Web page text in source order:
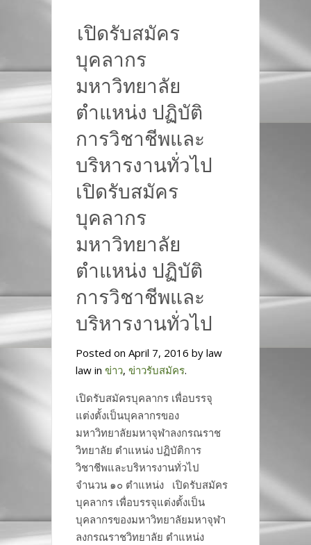
เปิดรับสมัคร
บุคลากร
มหาวิทยาลัย
ตำแหน่ง ปฏิบัติ
การวิชาชีพและ
บริหารงานทั่วไป
เปิดรับสมัคร
บุคลากร
มหาวิทยาลัย
ตำแหน่ง ปฏิบัติ
การวิชาชีพและ
บริหารงานทั่วไป
Posted on April 7, 2016 by law
law in ข่าว, ข่าวรับสมัคร.
เปิดรับสมัครบุคลากร เพื่อบรรจุ
แต่งตั้งเป็นบุคลากรของ
มหาวิทยาลัยมหาจุฬาลงกรณราช
วิทยาลัย ตำแหน่ง ปฏิบัติการ
วิชาชีพและบริหารงานทั่วไป
จำนวน ๑๐ ตำแหน่ง เปิดรับสมัคร
บุคลากร เพื่อบรรจุแต่งตั้งเป็น
บุคลากรของมหาวิทยาลัยมหาจุฬา
ลงกรณราชวิทยาลัย ตำแหน่ง